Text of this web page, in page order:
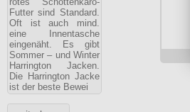
Futter sind Standard.
Oft ist auch mind.
eine Innentasche
eingenäht. Es gibt
Sommer – und Winter
Harrington Jacken.
Die Harrington Jacke
ist der beste Bewei